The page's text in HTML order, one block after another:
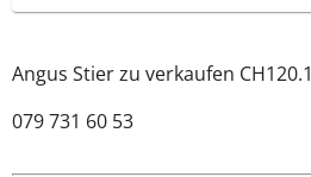
Angus Stier zu verkaufen
079 731 60 53